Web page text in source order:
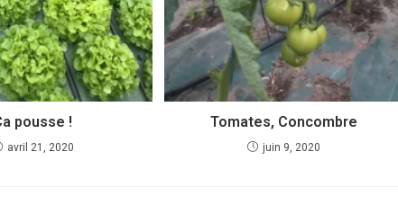
pousse !
avril 21, 2020
Tomates, Concombre
juin 9, 2020